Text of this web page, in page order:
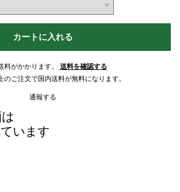
カートに入れる
がかかります。
送料を確認する
のご注文で国内送料が無料になります。
通報する
います